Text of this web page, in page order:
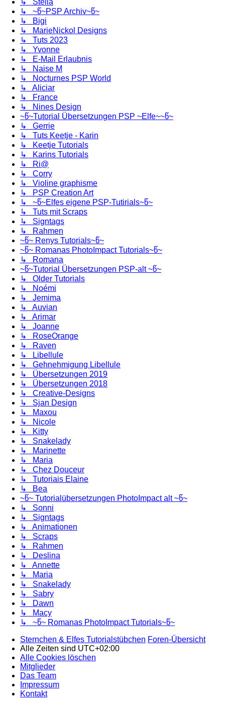
↳ Stella
↳ ~წ~PSP Archiv~წ~
↳ Bigi
↳ MarieNickol Designs
↳ Tuts 2023
↳ Yvonne
↳ E-Mail Erlaubnis
↳ Naise M
↳ Nocturnes PSP World
↳ Aliciar
↳ France
↳ Nines Design
~წ~Tutorial Übersetzungen PSP ~Elfe~~წ~
↳ Gerrie
↳ Tuts Keetje - Karin
↳ Keetje Tutorials
↳ Karins Tutorials
↳ Ri@
↳ Corry
↳ Violine graphisme
↳ PSP Creation Art
↳ ~წ~Elfes eigene PSP-Tutirials~წ~
↳ Tuts mit Scraps
↳ Signtags
↳ Rahmen
~წ~ Renys Tutorials~წ~
~წ~ Romanas PhotoImpact Tutorials~წ~
↳ Romana
~წ~Tutorial Übersetzungen PSP-alt ~წ~
↳ Older Tutorials
↳ Noémi
↳ Jemima
↳ Auvian
↳ Arimar
↳ Joanne
↳ RoseOrange
↳ Raven
↳ Libellule
↳ Gehnehmigung Libellule
↳ Übersetzungen 2019
↳ Übersetzungen 2018
↳ Creative-Designs
↳ Sjan Design
↳ Maxou
↳ Nicole
↳ Kitty
↳ Snakelady
↳ Marinette
↳ Maria
↳ Chez Douceur
↳ Tutoriais Elaine
↳ Bea
~წ~ Tutorialübersetzungen PhotoImpact alt ~წ~
↳ Sonni
↳ Signtags
↳ Animationen
↳ Scraps
↳ Rahmen
↳ Deslina
↳ Annette
↳ Maria
↳ Snakelady
↳ Sabry
↳ Dawn
↳ Macy
↳ ~წ~ Romanas PhotoImpact Tutorials~წ~
Sternchen & Elfes Tutorialstübchen Foren-Übersicht
Alle Zeiten sind UTC+02:00
Alle Cookies löschen
Mitglieder
Das Team
Impressum
Kontakt